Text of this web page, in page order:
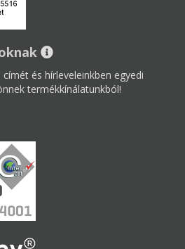
és hírleveleinkben egyedi
termékkínálatunkból!